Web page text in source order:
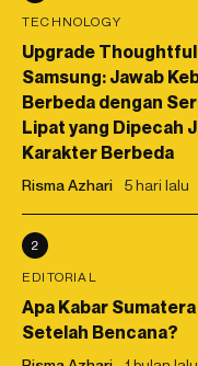
TECHNOLOGY
Upgrade
Samsung: Jawab
Berbeda dengan
Lipat yang Dipecah
Karakter Berbeda
Risma Azhari 5 hari lalu
2
EDITORIAL
Apa Kabar
Setelah Bencana?